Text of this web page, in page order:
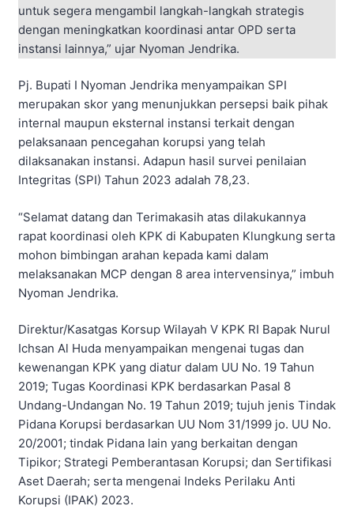
untuk segera mengambil langkah-langkah strategis
dengan meningkatkan koordinasi antar OPD serta
instansi lainnya,” ujar Nyoman Jendrika.
Pj. Bupati I Nyoman Jendrika menyampaikan SPI
merupakan skor yang menunjukkan persepsi baik pihak
internal maupun eksternal instansi terkait dengan
pelaksanaan pencegahan korupsi yang telah
dilaksanakan instansi. Adapun hasil survei penilaian
Integritas (SPI) Tahun 2023 adalah 78,23.
“Selamat datang dan Terimakasih atas dilakukannya
rapat koordinasi oleh KPK di Kabupaten Klungkung serta
mohon bimbingan arahan kepada kami dalam
melaksanakan MCP dengan 8 area intervensinya,” imbuh
Nyoman Jendrika.
Direktur/Kasatgas Korsup Wilayah V KPK RI Bapak Nurul
Ichsan Al Huda menyampaikan mengenai tugas dan
kewenangan KPK yang diatur dalam UU No. 19 Tahun
2019; Tugas Koordinasi KPK berdasarkan Pasal 8
Undang-Undangan No. 19 Tahun 2019; tujuh jenis Tindak
Pidana Korupsi berdasarkan UU Nom 31/1999 jo. UU No.
20/2001; tindak Pidana lain yang berkaitan dengan
Tipikor; Strategi Pemberantasan Korupsi; dan Sertifikasi
Aset Daerah; serta mengenai Indeks Perilaku Anti
Korupsi (IPAK) 2023.